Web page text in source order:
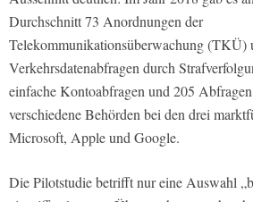
Durchschnitt 73 Anordnungen der
Telekommunikationsüberwachung (TKÜ)
Verkehrsdatenabfragen durch
einfache Kontoabfragen und 205
verschiedene Behörden bei den drei
Microsoft, Apple und Google.
Die Pilotstudie betrifft nur eine Auswahl